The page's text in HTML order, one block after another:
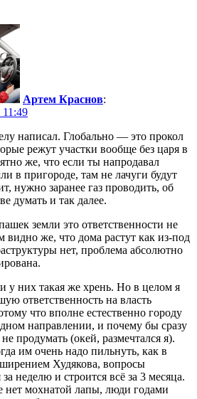
Артем Краснов:
11:49
написал. Глобально — это прокол
режут участки вообще без царя в
же, что если ты напродавал
в пригороде, там не лачуги будут
нужно заранее газ проводить, об
думать и так далее.
земли это ответственности не
видно же, что дома растут как из-под
нет, проблема абсолютно
у них такая же хрень. Но в целом я
ответственность на власть
что вполне естественно городу
направлении, и почему бы сразу
продумать (окей, размечтался я).
им очень надо пильнуть, как в
Худякова, вопросы
за неделю и строится всё за 3 месяца.
нет мохнатой лапы, люди годами